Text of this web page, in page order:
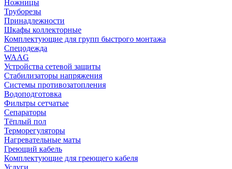
Ножницы
Труборезы
Принадлежности
Шкафы коллекторные
Комплектующие для групп быстрого монтажа
Спецодежда
WAAG
Устройства сетевой защиты
Стабилизаторы напряжения
Системы противозатопления
Водоподготовка
Фильтры сетчатые
Сепараторы
Тёплый пол
Терморегуляторы
Нагревательные маты
Греющий кабель
Комплектующие для греющего кабеля
Услуги